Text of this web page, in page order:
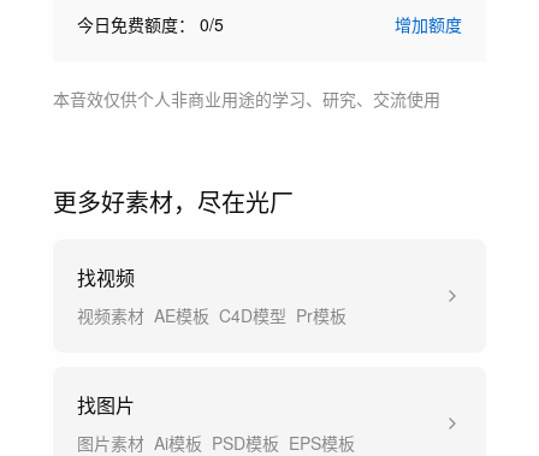
今日免费额度： 0/5 增加额度
本音效仅供个人非商业用途的学习、研究、交流使用
更多好素材，尽在光厂
找视频
视频素材 AE模板 C4D模型 Pr模板
找图片
图片素材 Ai模板 PSD模板 EPS模板